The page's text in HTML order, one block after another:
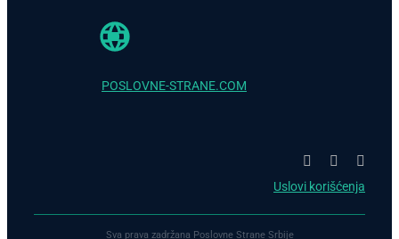
POSLOVNE-STRANE.COM
Uslovi korišćenja
Sva prava zadržana Poslovne Strane Srbije